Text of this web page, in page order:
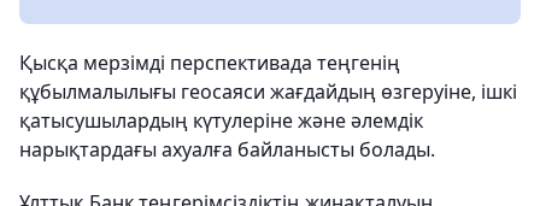
Қысқа мерзімді перспективада теңгенің
құбылмалылығы геосаяси жағдайдың өзгеруіне, ішкі
қатысушылардың күтулеріне және әлемдік
нарықтардағы ахуалға байланысты болады.